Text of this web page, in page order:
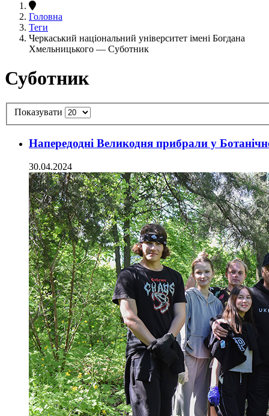
Головна
Теги
Черкаський національний університет імені Богдана
Хмельницького — Суботник
Суботник
Показувати
Напередодні Великодня прибрали у
30.04.2024